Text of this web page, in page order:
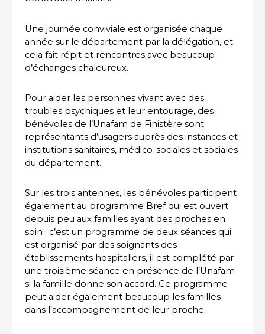
Une journée conviviale est organisée chaque
année sur le département par la délégation, et
cela fait répit et rencontres avec beaucoup
d’échanges chaleureux.
Pour aider les personnes vivant avec des
troubles psychiques et leur entourage, des
bénévoles de l’Unafam de Finistère sont
représentants d’usagers auprès des instances et
institutions sanitaires, médico-sociales et sociales
du département.
Sur les trois antennes, les bénévoles participent
également au programme Bref qui est ouvert
depuis peu aux familles ayant des proches en
soin ; c’est un programme de deux séances qui
est organisé par des soignants des
établissements hospitaliers, il est complété par
une troisième séance en présence de l’Unafam
si la famille donne son accord. Ce programme
peut aider également beaucoup les familles
dans l’accompagnement de leur proche.